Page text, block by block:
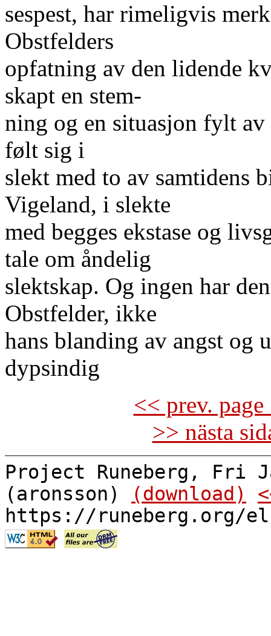
sespest, har rimeligvis
Obstfelders
opfatning av den lidende
skapt en stem-
ning og en situasjon fylt av
følt sig i
slekt med to av samtidens
Vigeland, i slekte
med begges ekstase og
tale om åndelig
slektskap. Og ingen har
Obstfelder, ikke
hans blanding av angst og
dypsindig
<< prev.
>> nästa
Project Runeberg, Fri
(aronsson)
(download)
https://runeberg.org/